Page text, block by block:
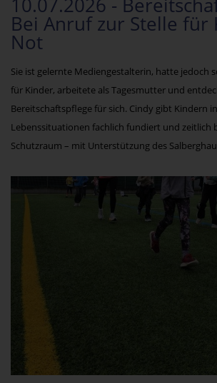
Bei Anruf zur Stelle für
Not
Sie ist gelernte Mediengestalterin, hatte jedoch
für Kinder, arbeitete als Tagesmutter und
Bereitschaftspflege für sich. Cindy gibt Kindern
Lebenssituationen fachlich fundiert und zeitlich
Schutzraum – mit Unterstützung des